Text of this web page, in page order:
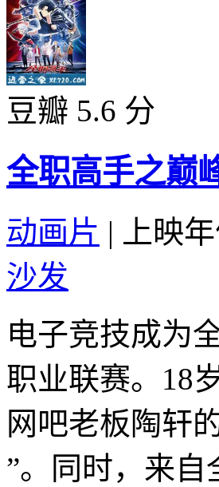
豆瓣 5.6 分
全职高手之巅
动画片 | 上映
沙发
电子竞技成为
职业联赛。18
网吧老板陶轩
”。同时，来